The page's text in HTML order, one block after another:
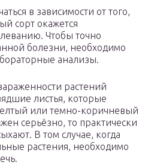
в зависимости от того,
сорт окажется
Чтобы точно
болезни, необходимо
анализы.
растений
листья, которые
или темно-коричневый
серьёзно, то практически
В том случае, когда
растения, необходимо